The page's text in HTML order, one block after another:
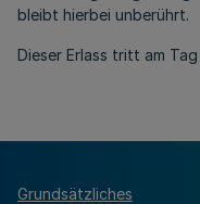
bleibt hierbei unberührt.
Dieser Erlass tritt am
Grundsätzliches